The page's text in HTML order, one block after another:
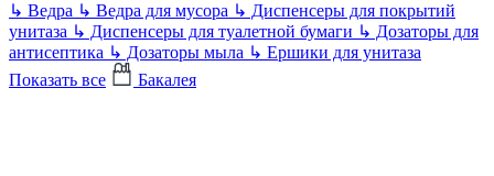
↳ Ведра ↳ Ведра для мусора ↳ Диспенсеры для покрытий
унитаза ↳ Диспенсеры для туалетной бумаги ↳ Дозаторы для
антисептика ↳ Дозаторы мыла ↳ Ершики для унитаза
Показать все
Бакалея